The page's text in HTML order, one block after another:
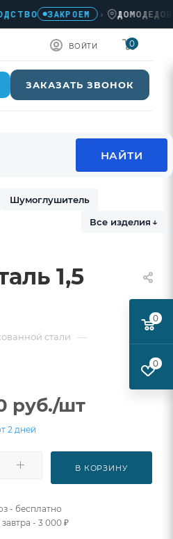
ЗАКРОЕМ › ДОМОДЕДОВО,
ВОЙТИ 0
ЗАКАЗАТЬ ЗВОНОК
Шумоглушитель
Все изделия ↓
1,5
стали —
руб./шт
2 дней
В КОРЗИНУ
- бесплатно
- 3 000 ₽
0
0